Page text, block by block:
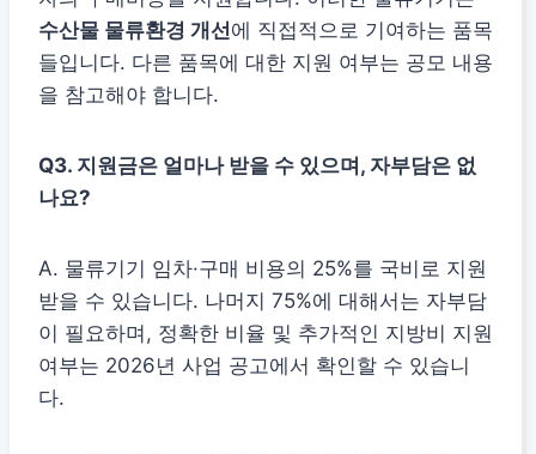
수산물 물류환경 개선에 직접적으로 기여하는 품목
들입니다. 다른 품목에 대한 지원 여부는 공모 내용
을 참고해야 합니다.
Q3. 지원금은 얼마나 받을 수 있으며, 자부담은 없
나요?
A. 물류기기 임차·구매 비용의 25%를 국비로 지원
받을 수 있습니다. 나머지 75%에 대해서는 자부담
이 필요하며, 정확한 비율 및 추가적인 지방비 지원
여부는 2026년 사업 공고에서 확인할 수 있습니
다.